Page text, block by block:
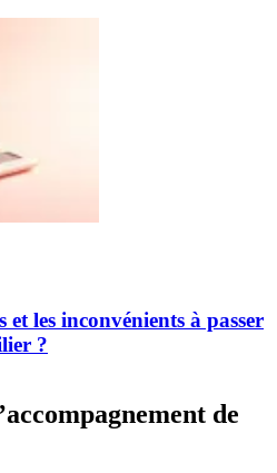
et les inconvénients à passer
?
de